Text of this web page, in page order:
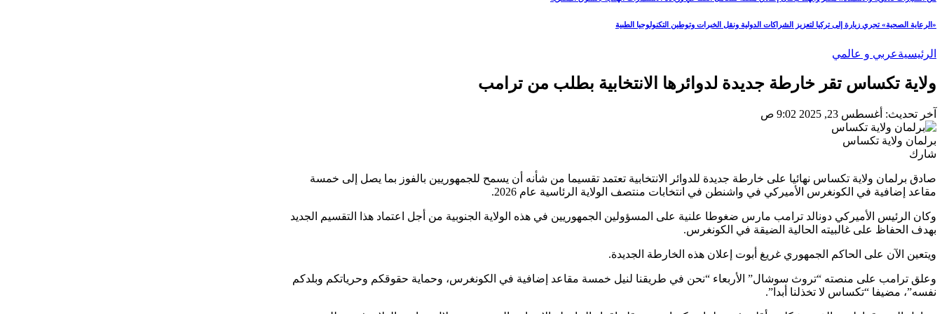
«الرعاية الصحية» تجري زيارة إلى تركيا لتعزيز الشراكات الدولية ونقل الخبرات وتوطين التكنولوجيا الطبية
الرئيسيةعربي و عالمي
ولاية تكساس تقر خارطة جديدة لدوائرها الانتخابية بطلب من ترامب
آخر تحديث: أغسطس 23, 2025 9:02 ص
برلمان ولاية تكساس
شارك
صادق برلمان ولاية تكساس نهائيا على خارطة جديدة للدوائر الانتخابية تعتمد تقسيما من شأنه أن يسمح للجمهوريين بالفوز بما يصل إلى خمسة
مقاعد إضافية في الكونغرس الأميركي في واشنطن في انتخابات منتصف الولاية الرئاسية عام 2026.
وكان الرئيس الأميركي دونالد ترامب مارس ضغوطا علنية على المسؤولين الجمهوريين في هذه الولاية الجنوبية من أجل اعتماد هذا التقسيم الجديد
بهدف الحفاظ على غالبيته الحالية الضيقة في الكونغرس.
ويتعين الآن على الحاكم الجمهوري غريغ أبوت إعلان هذه الخارطة الجديدة.
وعلق ترامب على منصته “تروث سوشال” الأربعاء “نحن في طريقنا لنيل خمسة مقاعد إضافية في الكونغرس، وحماية حقوقكم وحرياتكم وبلدكم
نفسه”، مضيفا “تكساس لا تخذلنا أبدا”.